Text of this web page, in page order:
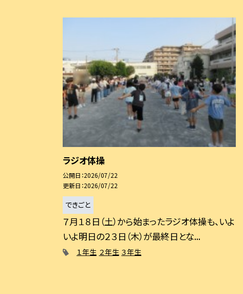
ラジオ体操
公開日 2026/07/22
更新日 2026/07/22
できごと
７月１８日（土）から始まったラジオ体操も、いよ
いよ明日の２３日（木）が最終日とな...
１年生 ２年生 ３年生